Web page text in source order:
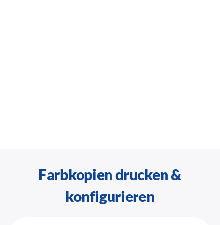
Farbkopien drucken &
konfigurieren